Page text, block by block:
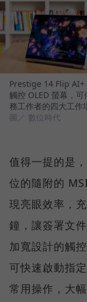
Prestige 14 Flip AI+
觸控 OLED 螢幕，
務工作者的四大工作
圖／ 數位時代
值得一提的是
位的隨附的
現亮眼效率，
鐘，讓簽署文
加寬設計的觸
可快速啟動指
常用操作，大